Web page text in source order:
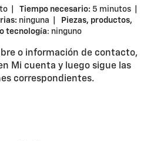
| Tiempo necesario: 5 minutos |
ninguna |
Piezas, productos,
tecnología: ninguno
o información de contacto,
Mi cuenta y luego sigue las
correspondientes.